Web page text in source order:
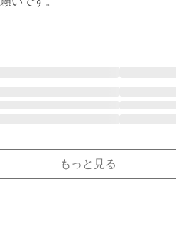
もっと見る